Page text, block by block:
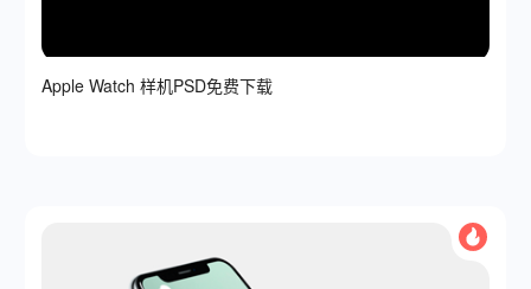
Apple Watch 样机PSD免费下载